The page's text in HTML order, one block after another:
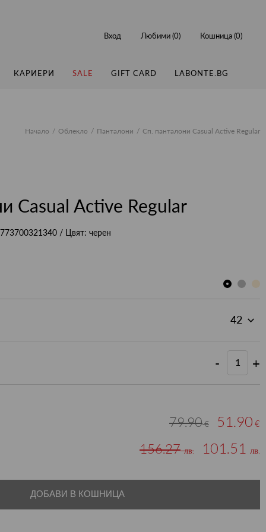
КАРИЕРИ SALE GIFT CARD LABONTE.BG
Вход Любими (0) Кошница (0)
Начало Облекло Панталони Сп. панталони Casual Active Regular
Casual Active Regular
/ Цвят: черен
- +
79.90€ 51.90 €
156.27лв. 101.51 лв.
ДОБАВИ В КОШНИЦА